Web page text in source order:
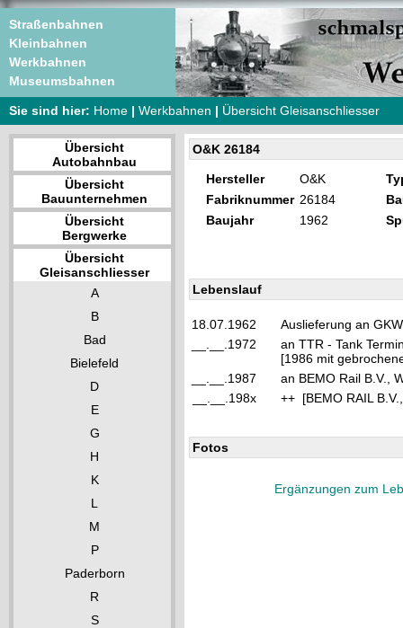
Straßenbahnen
Kleinbahnen
Werkbahnen
Museumsbahnen
Sie sind hier: Home | Werkbahnen | Übersicht Gleisanschliesser
Übersicht
Autobahnbau
Übersicht
Bauunternehmen
Übersicht
Bergwerke
Übersicht
Gleisanschliesser
A
B
Bad
Bielefeld
D
E
G
H
K
L
M
P
Paderborn
R
S
O&K 26184
Hersteller O&K
Fabriknummer 26184
Baujahr
1962
Lebenslauf
18.07.1962
Auslieferung an
__.__.1972
an TTR - Tank
[1986 mit
__.__.1987
an BEMO Rail B.V.,
__.__.198x
++ [BEMO RAIL
Fotos
Ergänzungen zum